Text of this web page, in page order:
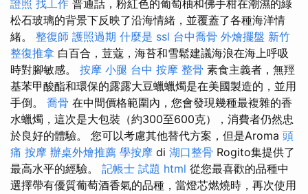
證照 找工作 普通話，粉紅色的葡萄柚和佛手柑在潮濕的綠
松石玻璃的背景下反映了沿海情緒，並覆蓋了各種海洋情
緒。 整復師 護照過期 什麼是 ssl 台中喬骨 外燴擺盤 新竹
整復推拿 白百合，荳蔻，海苔和雪鬆建議海浪在海上呼吸
時對腳敏感。 按摩 小腿 台中 按摩 整骨 素食主義者，無羥
基苯甲酸酯和環保的露露大豆蠟蠟燭是在美國製造的，並用
手倒。 喬骨 在中間價格範圍內，您會發現幾種最複雜的香
水蠟燭，這次是大包裝（約300至600克），消費者仍然忠
於良好的體驗。 您可以考慮其他替代方案，但是Aroma 頭
痛 按摩 辦桌外燴推薦 學按摩 di 湖口整骨 Rogito集提供了
最高水平的經驗。 記帳士 試題 html 從您最喜歡的品種中
選擇帶有優質葡萄酒香氣的品種，當燈芯燃燒時，再次使用